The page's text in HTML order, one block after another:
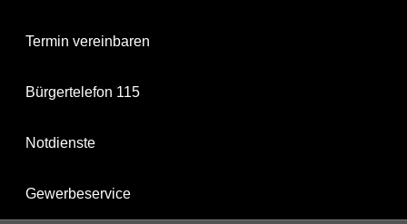
Termin vereinbaren
Bürgertelefon 115
Notdienste
Gewerbeservice